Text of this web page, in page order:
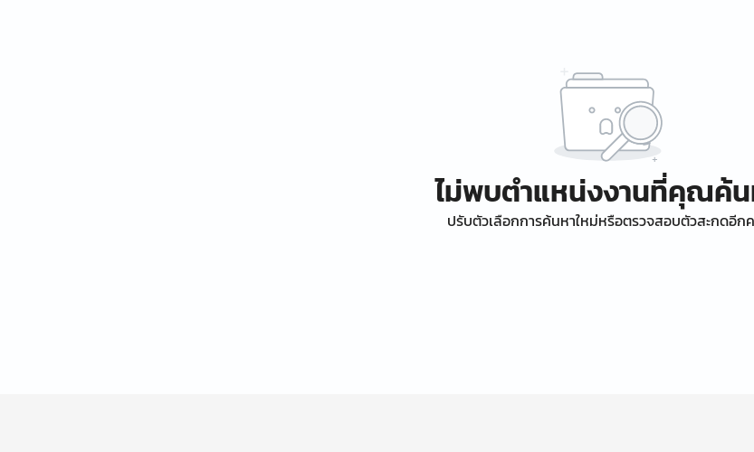
ไม่พบตำแหน่งงานที่คุณค้
ปรับตัวเลือกการค้นหาใหม่หรือตรวจสอบตัวสะกดอีก